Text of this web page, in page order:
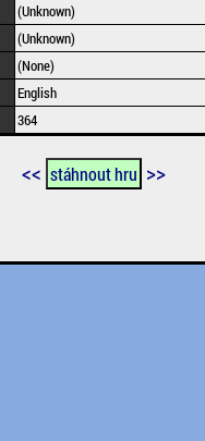
(Unknown)
(Unknown)
(None)
English
364
<< stáhnout hru >>